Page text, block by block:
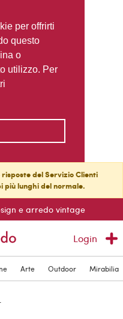
per offrirti
questo
o
utilizzo. Per
del Servizio Clienti
lunghi del normale.
e arredo vintage
Login
Arte Outdoor Mirabilia